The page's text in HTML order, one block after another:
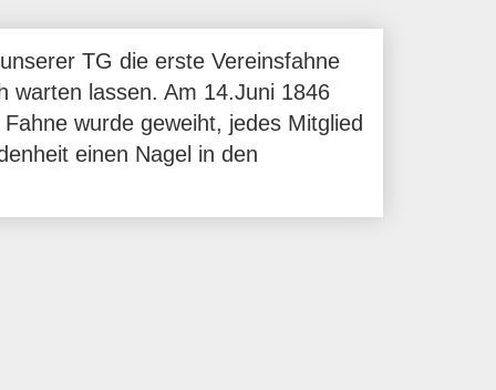
TG die erste Vereinsfahne
warten lassen. Am 14.Juni 1846
wurde geweiht, jedes Mitglied
einen Nagel in den